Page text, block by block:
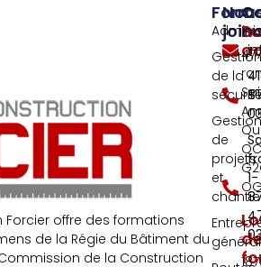
offre des formations
de la Régie du Bâtiment du
de la Construction
1-
de la
de
projets
et
général